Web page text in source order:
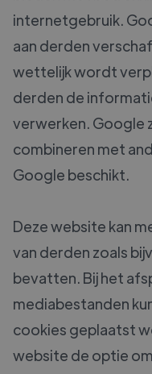
internetgebruik.
aan derden
wettelijk wordt
derden de
verwerken. Google
combineren met
Google beschikt.
Deze website kan
van derden zoals
bevatten. Bij het
mediabestanden
cookies geplaatst
website de optie